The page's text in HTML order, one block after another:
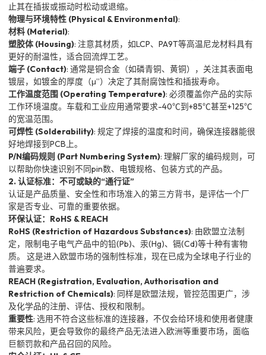
止其在插拔或振动时松动或退缩。
物理与环境特性 (Physical & Environmental):
材料 (Material):
塑胶体 (Housing): 注意其材质，如LCP、PA9T等高温尼龙材料具有
更好的耐温性，适合回流焊工艺。
端子 (Contact): 通常是铜合金（如磷青铜、黄铜），关注其表面电
镀层，如镀金的厚度（μ”）决定了其耐腐蚀性和插拔寿命。
工作温度范围 (Operating Temperature): 必须覆盖你产品的实际
工作环境温度。车载和工业应用通常要求-40℃到+85℃甚至+125℃
的宽温范围。
可焊性 (Solderability): 规定了焊接的温度和时间，确保连接器能很
好地焊接到PCB上。
P/N编码规则 (Part Numbering System): 理解厂家的编码规则，可
以帮助你快速识别不同pin数、电镀规格、包装方式的产品。
2. 认证标准：不可或缺的“通行证”
认证是产品质量、安全性和市场准入的第三方背书，是评估一个厂
家是否专业、可靠的重要依据。
环保认证：RoHS & REACH
RoHS (Restriction of Hazardous Substances): 由欧盟立法制
定，限制电子电气产品中的铅(Pb)、汞(Hg)、镉(Cd)等十种有害物
质。 这是进入欧盟市场的强制性标准，现在已成为全球电子行业的
普遍要求。
REACH (Registration, Evaluation, Authorisation and
Restriction of Chemicals): 同样是欧盟法规，管控范围更广，涉
及化学品的注册、评估、授权和限制。
重要性: 选用不符合这些标准的连接器，不仅会给环境和使用者健康
带来风险，更会导致你的最终产品无法进入欧洲等重要市场，面临
巨额罚款和产品召回的风险。